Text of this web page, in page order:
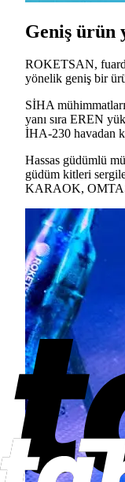
Geniş ürün
ROKETSAN,
yönelik geniş bir
SİHA
yanı sıra EREN
İHA-230 havadan
Hassas güdümlü
güdüm kitleri
KARAOK,